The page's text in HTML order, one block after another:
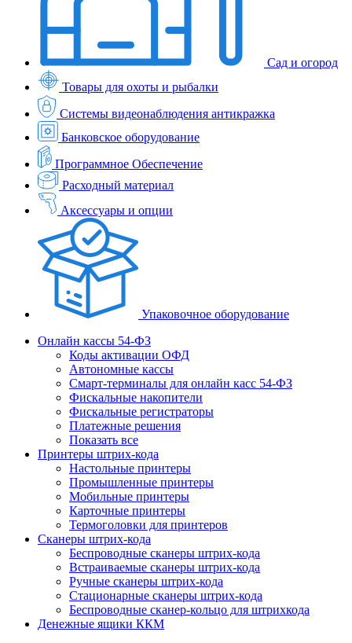
Сад и огород
Товары для охоты и рыбалки
Системы видеонаблюдения антикражка
Банковское оборудование
Программное Обеспечение
Расходный материал
Аксессуары и опции
Упаковочное оборудование
Онлайн кассы 54-ФЗ
Коды активации ОФД
Автономные кассы
Смарт-терминалы для онлайн касс 54-ФЗ
Фискальные накопители
Фискальные регистраторы
Платежные решения
Показать все
Принтеры штрих-кода
Настольные принтеры
Промышленные принтеры
Мобильные принтеры
Карточные принтеры
Термоголовки для принтеров
Сканеры штрих-кода
Беспроводные сканеры штрих-кода
Встраиваемые сканеры штрих-кода
Ручные сканеры штрих-кода
Стационарные сканеры штрих-кода
Беспроводные сканер-кольцо для штрихкода
Денежные ящики ККМ